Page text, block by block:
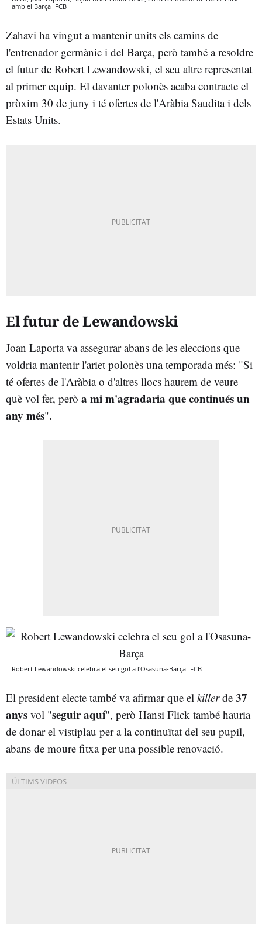
amb el Barça FCB
Zahavi ha vingut a mantenir units els camins de
l'entrenador germànic i del Barça, però també a resoldre
el futur de Robert Lewandowski, el seu altre representat
al primer equip. El davanter polonès acaba contracte el
pròxim 30 de juny i té ofertes de l'Aràbia Saudita i dels
Estats Units.
El futur de Lewandowski
Joan Laporta va assegurar abans de les eleccions que
voldria mantenir l'ariet polonès una temporada més: "Si
té ofertes de l'Aràbia o d'altres llocs haurem de veure
què vol fer, però a mi m'agradaria que continués un
any més".
Robert Lewandowski celebra el seu gol a l'Osasuna-Barça FCB
El president electe també va afirmar que el killerde 37
anys vol "seguir aquí", però Hansi Flick també hauria
de donar el vistiplau per a la continuïtat del seu pupil,
abans de moure fitxa per una possible renovació.